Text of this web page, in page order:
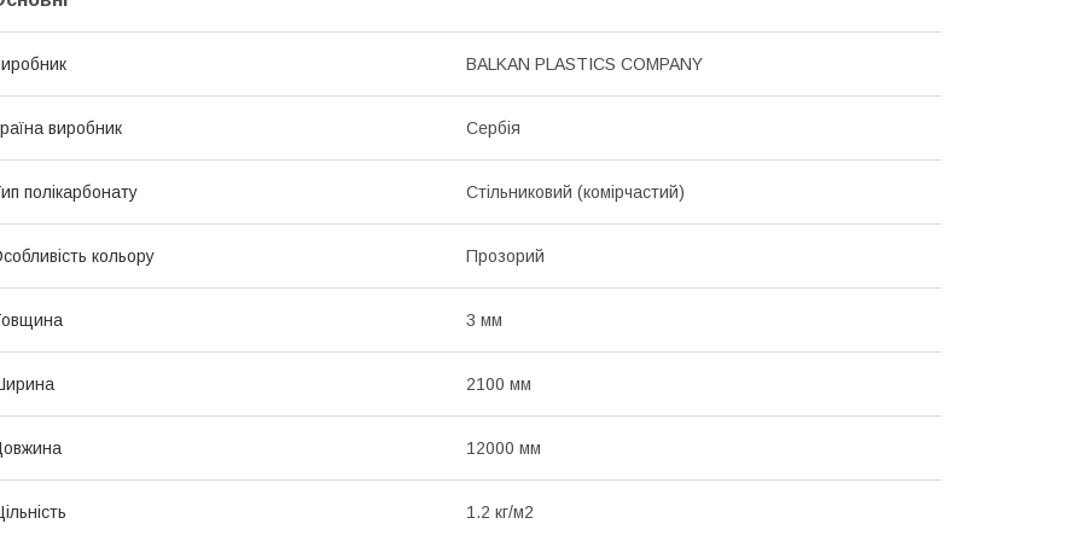
BALKAN PLASTICS COMPANY
виробник Сербія
полікарбонату Стільниковий (комірчастий)
кольору Прозорий
3 мм
2100 мм
12000 мм
1.2 кг/м2